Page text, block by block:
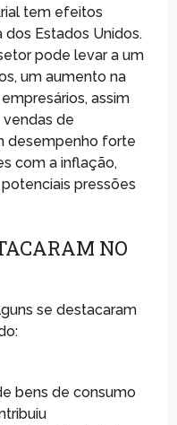
tem efeitos
Estados Unidos.
pode levar a um
um aumento na
assim
de
desempenho forte
com a inflação,
pressões
NO
se destacaram
bens de consumo